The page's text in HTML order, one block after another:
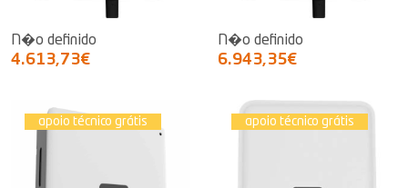
N�o definido
4.613,73€
N�o definido
6.943,35€
apoio técnico grátis apoio técnico grátis